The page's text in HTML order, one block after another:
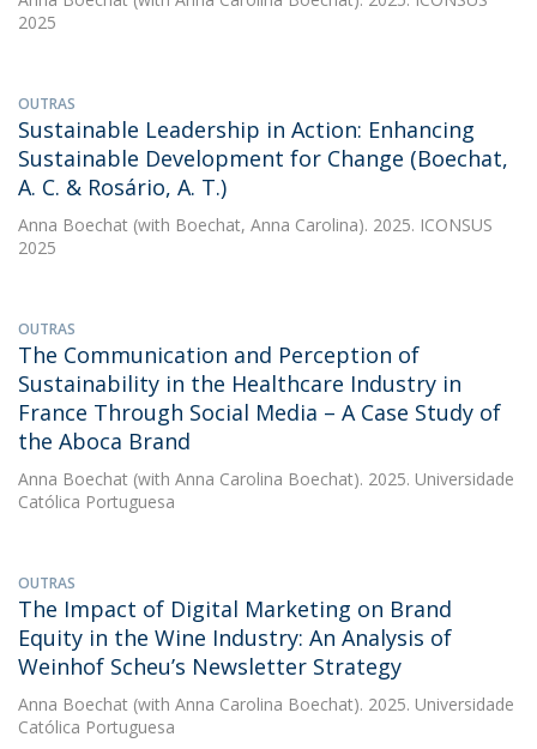
2025
OUTRAS
Sustainable Leadership in Action: Enhancing
Sustainable Development for Change (Boechat,
A. C. & Rosário, A. T.)
Anna Boechat (with Boechat, Anna Carolina). 2025. ICONSUS
2025
OUTRAS
The Communication and Perception of
Sustainability in the Healthcare Industry in
France Through Social Media – A Case Study of
the Aboca Brand
Anna Boechat (with Anna Carolina Boechat). 2025. Universidade
Católica Portuguesa
OUTRAS
The Impact of Digital Marketing on Brand
Equity in the Wine Industry: An Analysis of
Weinhof Scheu’s Newsletter Strategy
Anna Boechat (with Anna Carolina Boechat). 2025. Universidade
Católica Portuguesa